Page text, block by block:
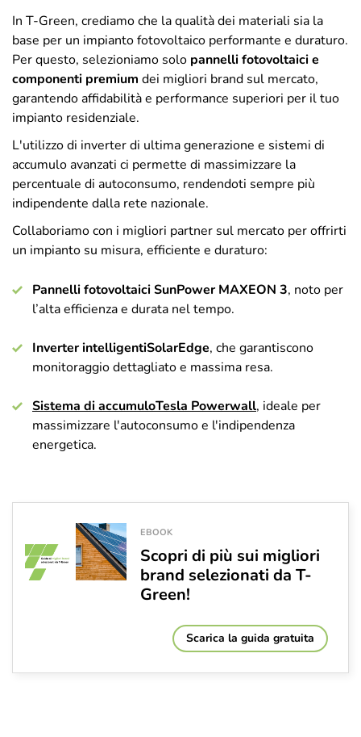
In T-Green, crediamo che la qualità dei materiali sia la
base per un impianto fotovoltaico performante e duraturo.
Per questo, selezioniamo solo pannelli fotovoltaici e
componenti premium dei migliori brand sul mercato,
garantendo affidabilità e performance superiori per il tuo
impianto residenziale.
L'utilizzo di inverter di ultima generazione e sistemi di
accumulo avanzati ci permette di massimizzare la
percentuale di autoconsumo, rendendoti sempre più
indipendente dalla rete nazionale.
Collaboriamo con i migliori partner sul mercato per offrirti
un impianto su misura, efficiente e duraturo:
Pannelli fotovoltaici SunPower MAXEON 3, noto per
l’alta efficienza e durata nel tempo.
Inverter intelligentiSolarEdge, che garantiscono
monitoraggio dettagliato e massima resa.
Sistema di accumuloTesla Powerwall, ideale per
massimizzare l'autoconsumo e l'indipendenza
energetica.
EBOOK
Scopri di più sui migliori
brand selezionati da T-
Green!
Scarica la guida gratuita